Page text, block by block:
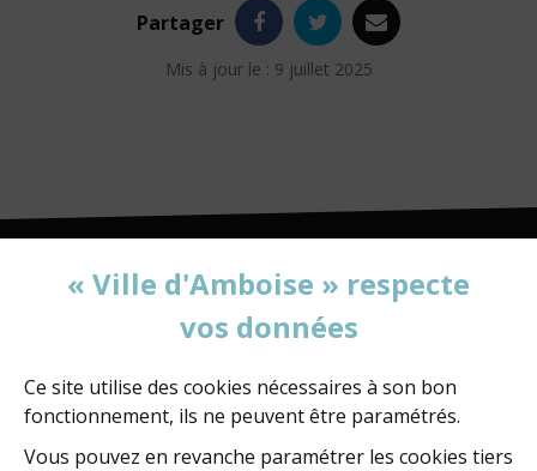
Partager Facebook
Twitter
e-
Mis à jour le : 9 juillet 2025
MAIRIE D'AMBOISE
BP 247 - 37402 Amboise Cedex
02 47 23 47 23
« Ville d'Amboise » respecte
vos données
Ce site utilise des cookies nécessaires à son bon
fonctionnement, ils ne peuvent être paramétrés.
Vous pouvez en revanche paramétrer les cookies tiers